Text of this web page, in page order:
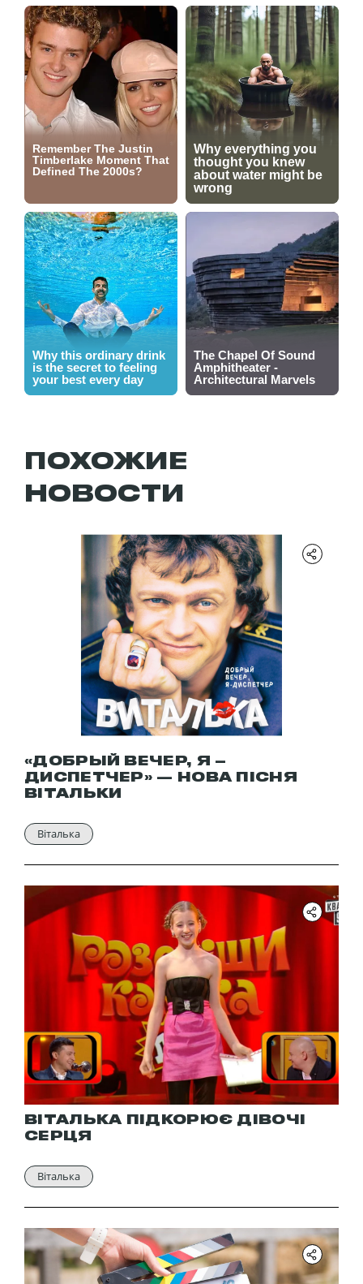
ПОХОЖИЕ
НОВОСТИ
«ДОБРЫЙ ВЕЧЕР, Я –
ДИСПЕТЧЕР» — НОВА ПІСНЯ
ВІТАЛЬКИ
Віталька
ВІТАЛЬКА ПІДКОРЮЄ ДІВОЧІ
СЕРЦЯ
Віталька